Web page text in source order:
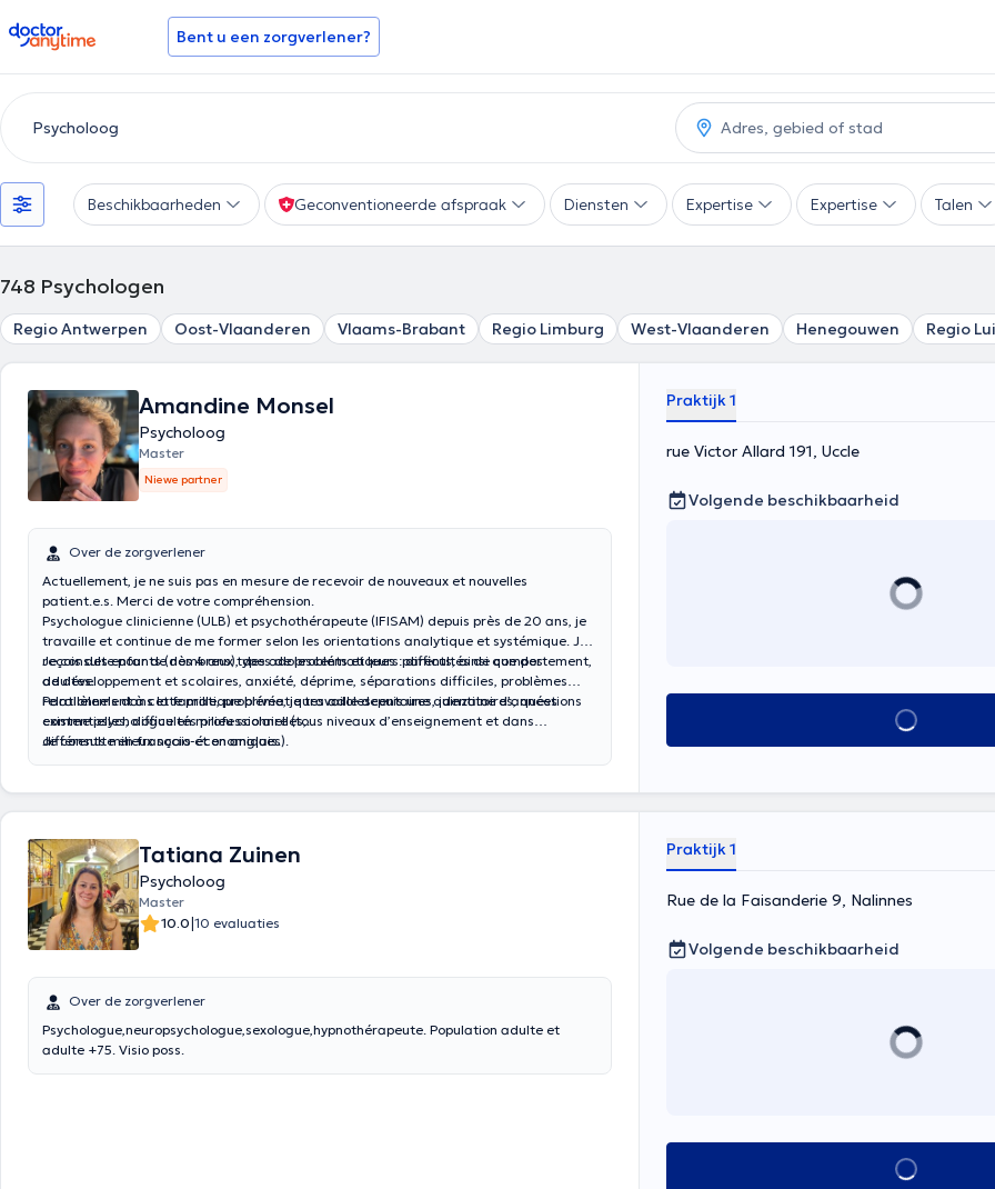
doctoranytime Bent u een zorgverlener?
Beschikbaarheden Geconventioneerde afspraak Diensten Expertise Expertise Talen
748 Psychologen
Regio Antwerpen Oost-Vlaanderen Vlaams-Brabant Regio Limburg West-Vlaanderen Henegouwen Regio
Amandine Monsel
Psycholoog
Master
Niewe partner
Over de zorgverlener
Actuellement, je ne suis pas en mesure de recevoir de nouveaux et nouvelles
patient.e.s. Merci de votre compréhension.
Psychologue clinicienne (ULB) et psychothérapeute (IFISAM) depuis près de 20 ans, je
travaille et continue de me former selon les orientations analytique et systémique. Je
reçois des enfants (dès 4 ans), des adolescents et leurs parents, ainsi que des
adultes.
Je consulte pour de nombreux types de problématiques : difficultés de comportement,
de développement et scolaires, anxiété, déprime, séparations difficiles, problèmes
relationnels dans la famille, problématiques adolescentaires, identitaires, questions
existentielles, difficultés professionnelles,...
Parallèlement à cette pratique privée, je travaille depuis une quinzaine d’années
comme psychologue en milieu scolaire (tous niveaux d’enseignement et dans
différents milieux socio-économiques).
Je consulte en français et en anglais.
Praktijk 1
rue Victor Allard 191, Uccle
Volgende beschikbaarheid
Alles zien
Tatiana Zuinen
Psycholoog
Master
10.0|10 evaluaties
Over de zorgverlener
Psychologue,neuropsychologue,sexologue,hypnothérapeute. Population adulte et
adulte +75. Visio poss.
Praktijk 1
Rue de la Faisanderie 9, Nalinnes
Volgende beschikbaarheid
Alles zien